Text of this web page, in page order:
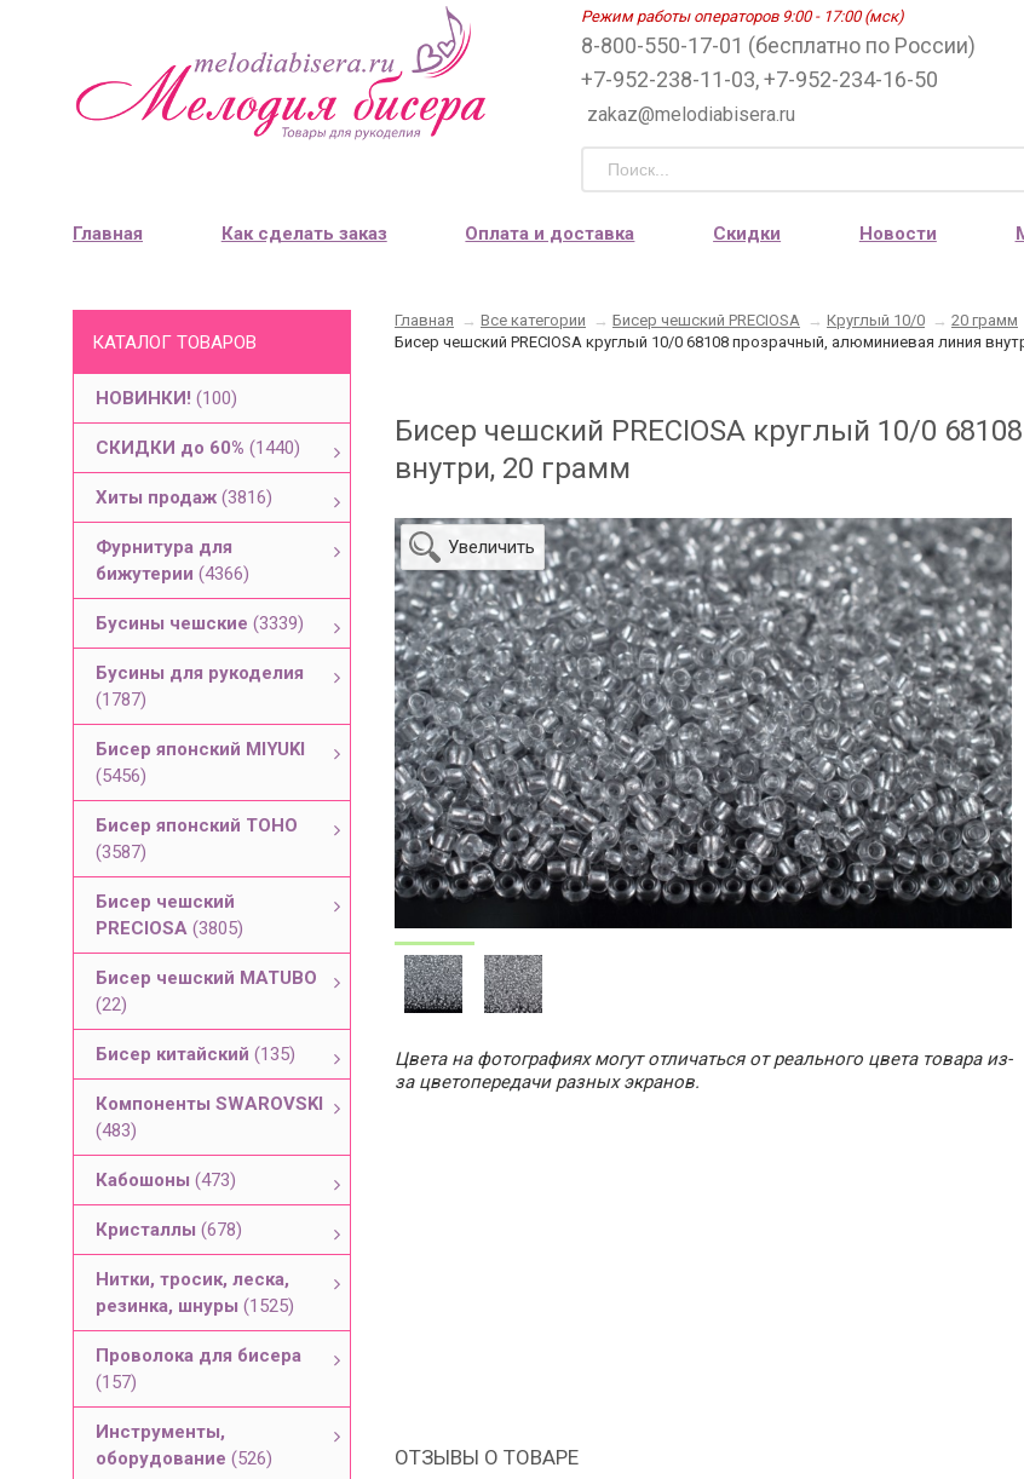
Режим работы операторов 9:00 - 17:00 (мск)
8-800-550-17-01 (бесплатно по России)
+7-952-238-11-03, +7-952-234-16-50
zakaz@melodiabisera.ru
Главная Как сделать заказ Оплата и доставка Скидки Новости
КАТАЛОГ ТОВАРОВ
НОВИНКИ! (100)
СКИДКИ до 60% (1440)
Хиты продаж (3816)
Фурнитура для
бижутерии (4366)
Бусины чешские (3339)
Бусины для рукоделия
(1787)
Бисер японский MIYUKI
(5456)
Бисер японский TOHO
(3587)
Бисер чешский
PRECIOSA (3805)
Бисер чешский MATUBO
(22)
Бисер китайский (135)
Компоненты SWAROVSKI
(483)
Кабошоны (473)
Кристаллы (678)
Нитки, тросик, леска,
резинка, шнуры (1525)
Проволока для бисера
(157)
Инструменты,
оборудование (526)
Главная → Все категории → Бисер чешский PRECIOSA → Круглый 10/0 → 20 грамм
Бисер чешский PRECIOSA круглый 10/0 68108 прозрачный, алюминиевая линия
Бисер чешский PRECIOSA круглый 10/0
внутри, 20 грамм
Увеличить
Цвета на фотографиях могут отличаться от реального цвета товара из-
за цветопередачи разных экранов.
ОТЗЫВЫ О ТОВАРЕ